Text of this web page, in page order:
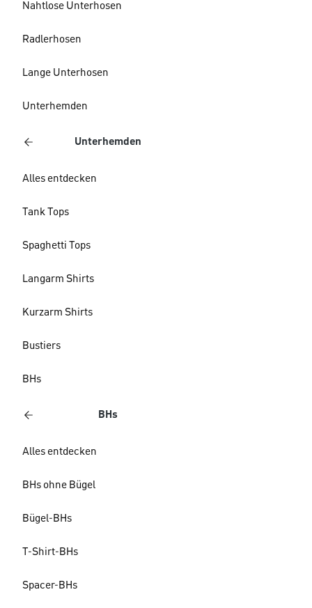
Nahtlose Unterhosen
Radlerhosen
Lange Unterhosen
Unterhemden
Unterhemden
Alles entdecken
Tank Tops
Spaghetti Tops
Langarm Shirts
Kurzarm Shirts
Bustiers
BHs
BHs
Alles entdecken
BHs ohne Bügel
Bügel-BHs
T-Shirt-BHs
Spacer-BHs